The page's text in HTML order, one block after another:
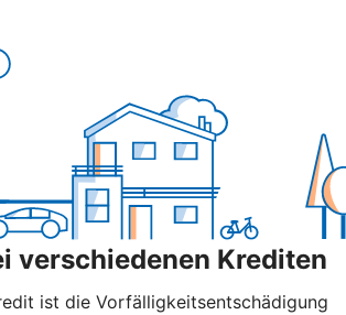
verschiedenen Krediten
ist die Vorfälligkeitsentschädigung